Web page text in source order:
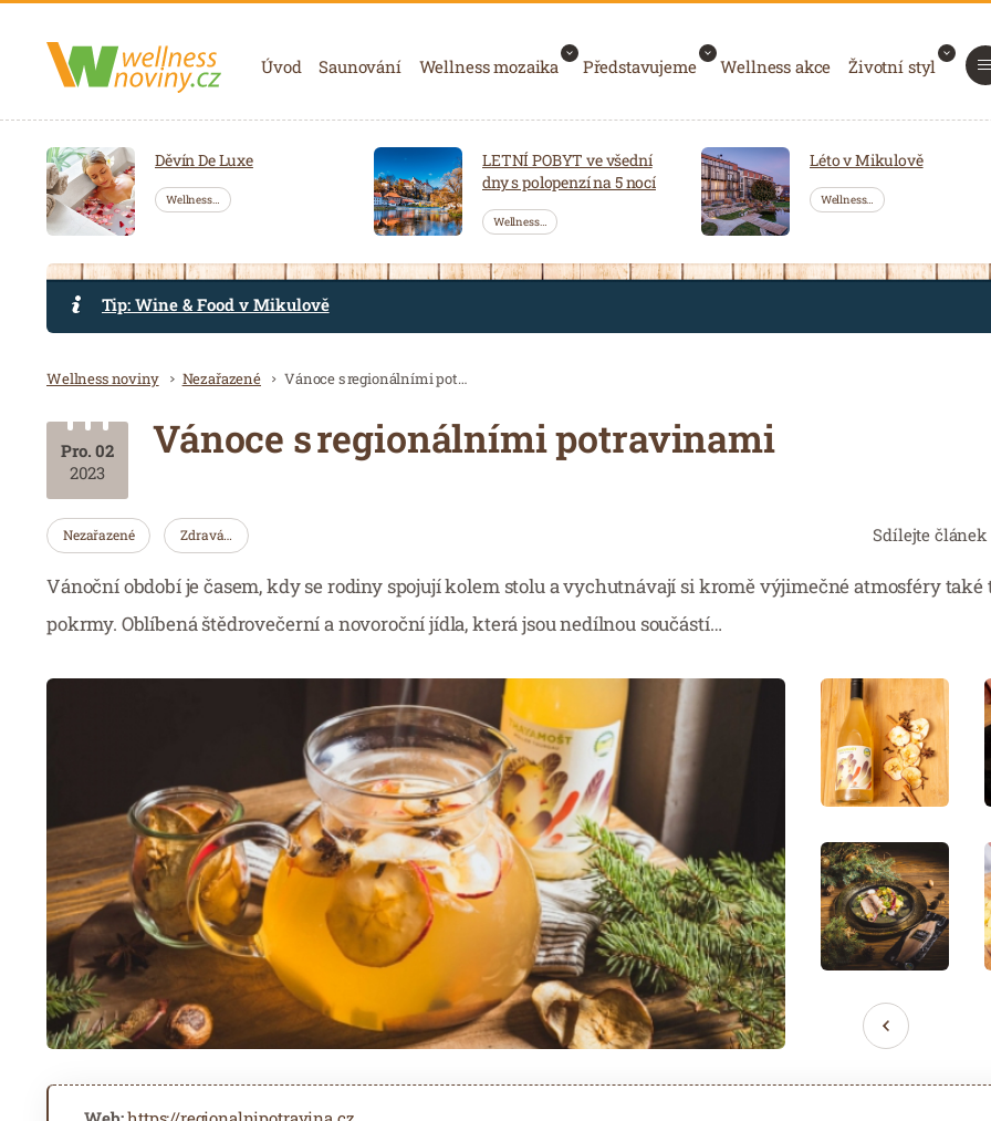
Navigace
Úvod Saunování Wellness mozaika Představujeme Wellness akce Životní styl
Děvín De Luxe
Wellness…
LETNÍ POBYT ve všední
dny s polopenzí na 5 nocí
Wellness…
Léto v Mikulově
Wellness…
Tip: Wine & Food v Mikulově
Drobečková navigace
Wellness noviny Nezařazené Vánoce s regionálními potravinami
Pro. 02
2023
Vánoce s regionálními potravinami
Sdílejte článek
Nezařazené Zdravá…
Vánoční období je časem, kdy se rodiny spojují kolem stolu a vychutnávají si kromě výjimečné atmosféry
pokrmy. Oblíbená štědrovečerní a novoroční jídla, která jsou nedílnou součástí…